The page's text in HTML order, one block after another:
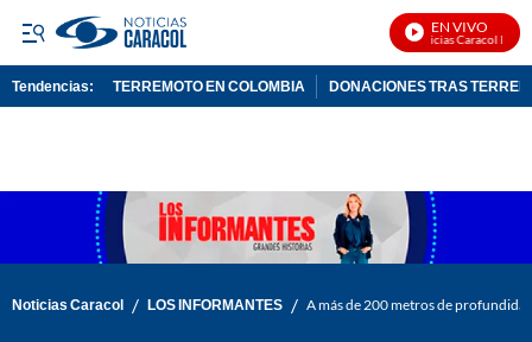
EN VIVO
Noticias Caracol En
Tendencias: TERREMOTO EN COLOMBIA DONACIONES TRAS
Noticias Caracol / LOS INFORMANTES / A más de 200 metros de